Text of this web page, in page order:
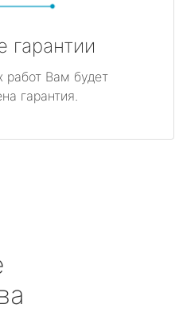
гарантии
работ Вам будет
гарантия.